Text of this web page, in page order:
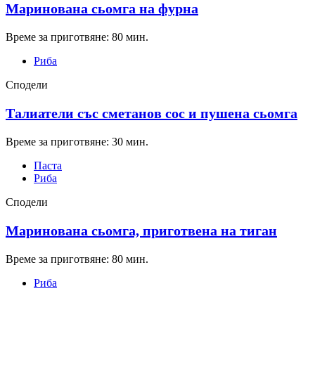
Маринована сьомга на фурна
Време за приготвяне: 80 мин.
Риба
Сподели
Талиатели със сметанов сос и пушена сьомга
Време за приготвяне: 30 мин.
Паста
Риба
Сподели
Маринована сьомга, приготвена на тиган
Време за приготвяне: 80 мин.
Риба